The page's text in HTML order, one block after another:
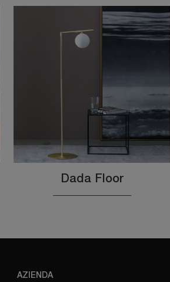
Dada Floor
AZIENDA